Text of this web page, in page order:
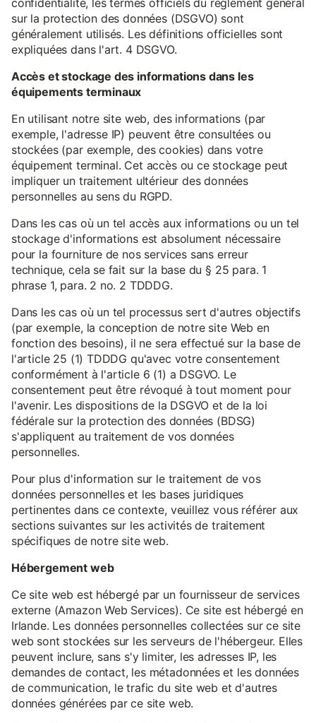
sur la protection des données (DSGVO) sont
généralement utilisés. Les définitions officielles sont
expliquées dans l'art. 4 DSGVO.
Accès et stockage des informations dans les
équipements terminaux
En utilisant notre site web, des informations (par
exemple, l'adresse IP) peuvent être consultées ou
stockées (par exemple, des cookies) dans votre
équipement terminal. Cet accès ou ce stockage peut
impliquer un traitement ultérieur des données
personnelles au sens du RGPD.
Dans les cas où un tel accès aux informations ou un tel
stockage d'informations est absolument nécessaire
pour la fourniture de nos services sans erreur
technique, cela se fait sur la base du § 25 para. 1
phrase 1, para. 2 no. 2 TDDDG.
Dans les cas où un tel processus sert d'autres objectifs
(par exemple, la conception de notre site Web en
fonction des besoins), il ne sera effectué sur la base de
l'article 25 (1) TDDDG qu'avec votre consentement
conformément à l'article 6 (1) a DSGVO. Le
consentement peut être révoqué à tout moment pour
l'avenir. Les dispositions de la DSGVO et de la loi
fédérale sur la protection des données (BDSG)
s'appliquent au traitement de vos données
personnelles.
Pour plus d'information sur le traitement de vos
données personnelles et les bases juridiques
pertinentes dans ce contexte, veuillez vous référer aux
sections suivantes sur les activités de traitement
spécifiques de notre site web.
Hébergement web
Ce site web est hébergé par un fournisseur de services
externe (Amazon Web Services). Ce site est hébergé en
Irlande. Les données personnelles collectées sur ce site
web sont stockées sur les serveurs de l'hébergeur. Elles
peuvent inclure, sans s'y limiter, les adresses IP, les
demandes de contact, les métadonnées et les données
de communication, le trafic du site web et d'autres
données générées par ce site web.